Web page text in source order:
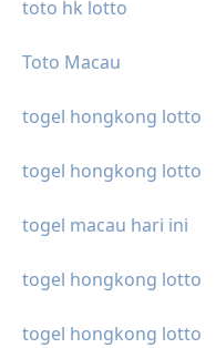
toto hk lotto
Toto Macau
togel hongkong lotto
togel hongkong lotto
togel macau hari ini
togel hongkong lotto
togel hongkong lotto